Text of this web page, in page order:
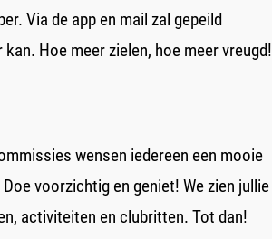
Via de app en mail zal gepeild
Hoe meer zielen, hoe meer vreugd!
wensen iedereen een mooie
voorzichtig en geniet! We zien jullie
activiteiten en clubritten. Tot dan!